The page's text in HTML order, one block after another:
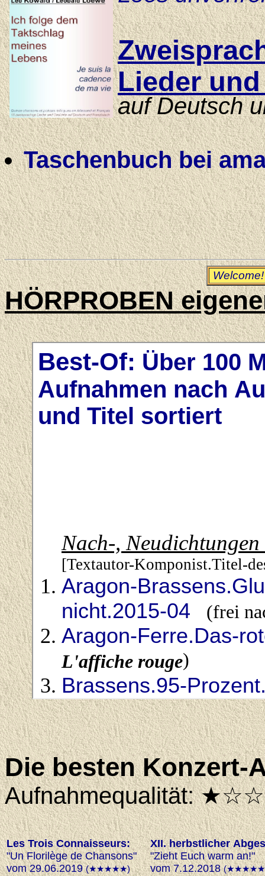
Lieder
auf Deutsch
Taschenbuch bei
Welcome!
HÖRPROBEN
Die besten Konzert-
Aufnahmequalität:
Les Trois Connaisseurs:
"Un Florilège de Chansons"
vom 29.06.2019(★★★★★)
XII. herbstlicher
"Zieht Euch warm an!"
vom 7.12.2018